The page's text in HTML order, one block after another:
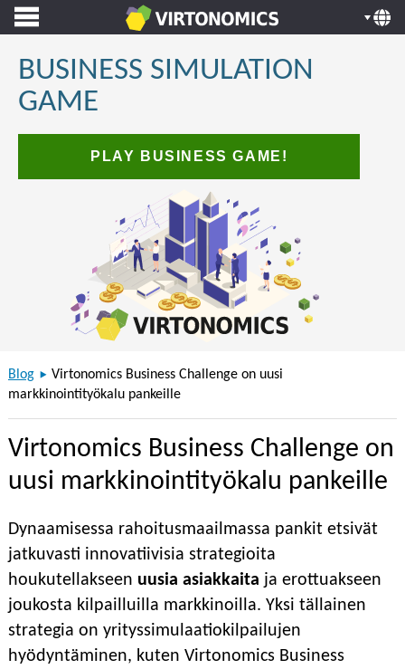
BUSINESS SIMULATION
GAME
PLAY BUSINESS GAME!
Blog
Virtonomics Business Challenge on uusi
markkinointityökalu pankeille
Virtonomics Business Challenge on
uusi markkinointityökalu pankeille
Dynaamisessa rahoitusmaailmassa pankit etsivät
jatkuvasti innovatiivisia strategioita
houkutellakseen uusia asiakkaita ja erottuakseen
joukosta kilpailluilla markkinoilla. Yksi tällainen
strategia on yrityssimulaatiokilpailujen
hyödyntäminen, kuten Virtonomics Business